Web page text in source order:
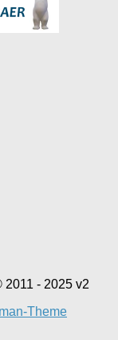
2011 - 2025 v2
Theme